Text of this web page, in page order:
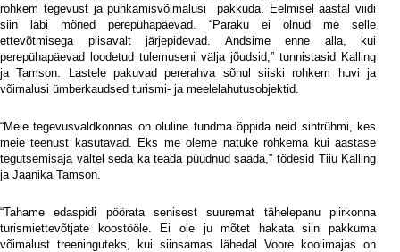
rohkem tegevust ja puhkamisvõimalusi
pakkuda. Eelmisel aastal viidi
siin läbi mõned perepühapäevad. “Paraku ei olnud me selle
ettevõtmisega piisavalt järjepidevad. Andsime enne alla, kui
perepühapäevad loodetud tulemuseni välja jõudsid,” tunnistasid Kalling
ja Tamson. Lastele pakuvad pererahva sõnul siiski rohkem huvi ja
võimalusi ümberkaudsed turismi- ja meelelahutusobjektid.
“Meie tegevusvaldkonnas on oluline tundma õppida neid sihtrühmi, kes
meie teenust kasutavad. Eks me oleme natuke rohkema kui aastase
tegutsemisaja vältel seda ka teada püüdnud saada,” tõdesid Tiiu Kalling
ja Jaanika Tamson.
“Tahame edaspidi pöörata senisest suuremat tähelepanu piirkonna
turismiettevõtjate koostööle. Ei ole ju mõtet hakata siin pakkuma
võimalust treeninguteks, kui siinsamas lähedal Voore koolimajas on